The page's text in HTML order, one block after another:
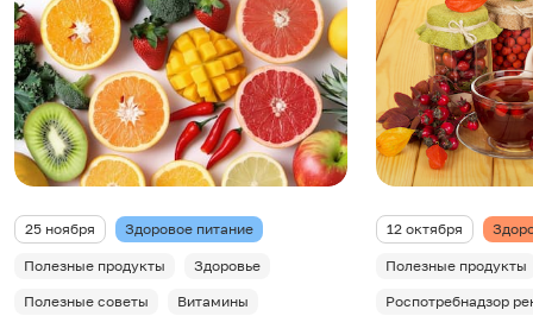
25 ноября Здоровое питание
Полезные продукты
Здоровье
Полезные советы
Витамины
12 октября
Полезные продукты
Роспотребнадзор